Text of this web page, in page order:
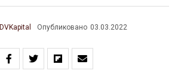
DVKapital Опубликовано 03.03.2022